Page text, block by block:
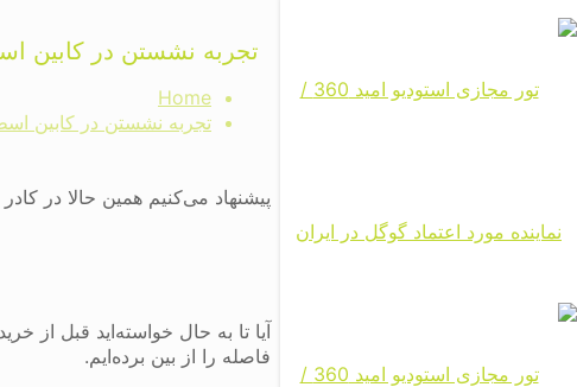
تجربه نشستن در کابین
Home
تجربه نشستن در کابین
پیشنهاد می‌کنیم همین حالا در
آیا تا به حال خواسته‌اید قبل
فاصله را از بین برده‌ایم.